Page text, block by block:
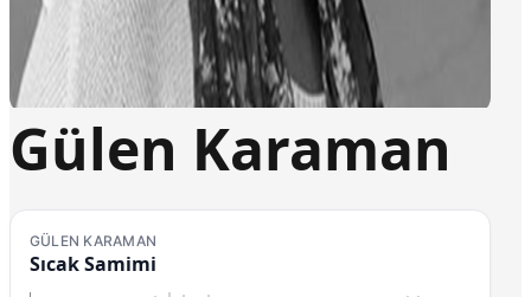
Gülen Karaman
GÜLEN KARAMAN
Sıcak Samimi